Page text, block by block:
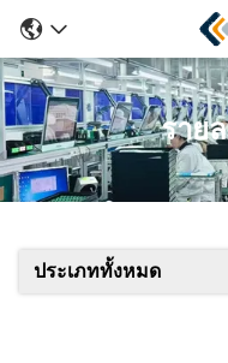
ราย
ประเภททั้งหมด